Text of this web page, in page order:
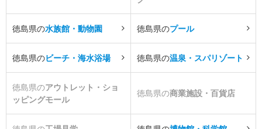
徳島県の水族館・動物園 徳島県のプール
徳島県のビーチ・海水浴場 徳島県の温泉・スパリゾート
徳島県のアウトレット・ショ
ッピングモール
徳島県の商業施設・百貨店